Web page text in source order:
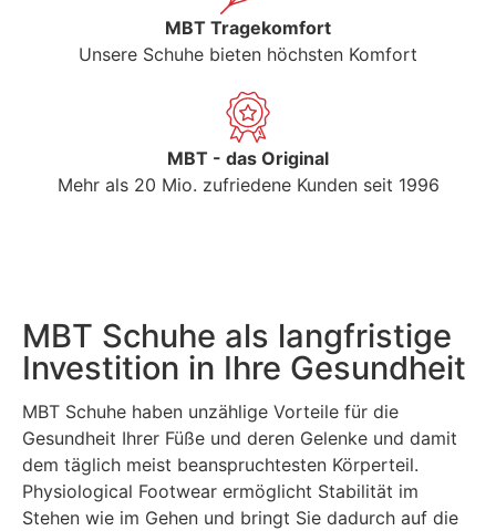
MBT Tragekomfort
Unsere Schuhe bieten höchsten Komfort
MBT - das Original
Mehr als 20 Mio. zufriedene Kunden seit 1996
MBT Schuhe als langfristige
Investition in Ihre Gesundheit
MBT Schuhe haben unzählige Vorteile für die
Gesundheit Ihrer Füße und deren Gelenke und damit
dem täglich meist beanspruchtesten Körperteil.
Physiological Footwear ermöglicht Stabilität im
Stehen wie im Gehen und bringt Sie dadurch auf die